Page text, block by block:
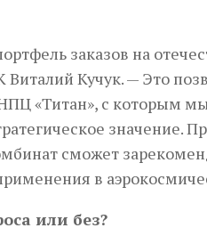
заказов на
Кучук. — Это
«Титан», с которым
значение.
сможет
в
или без?